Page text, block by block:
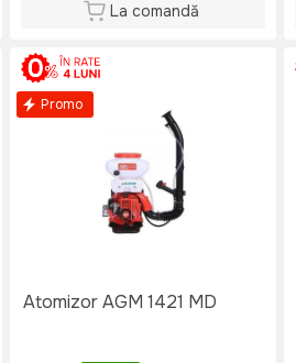
La comandă
Promo
Atomizor AGM 1421 MD